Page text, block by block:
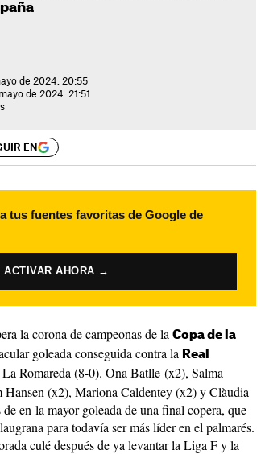
de 2024. 20:55
de 2024. 21:51
EN
tus fuentes favoritas de Google de
ACTIVAR AHORA →
la corona de campeonas de la Copa de la
goleada conseguida contra la Real
Romareda (8-0). Ona Batlle (x2), Salma
Hansen (x2), Mariona Caldentey (x2) y Clàudia
en la mayor goleada de una final copera, que
para todavía ser más líder en el palmarés.
culé después de ya levantar la Liga F y la